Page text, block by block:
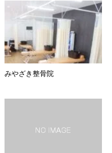
みやざき整骨院